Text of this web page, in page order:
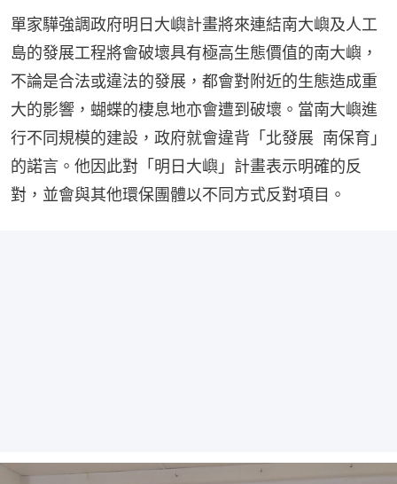
單家驊強調政府明日大嶼計畫將來連結南大嶼及人工
島的發展工程將會破壞具有極高生態價值的南大嶼，
不論是合法或違法的發展，都會對附近的生態造成重
大的影響，蝴蝶的棲息地亦會遭到破壞。當南大嶼進
行不同規模的建設，政府就會違背「北發展  南保育」
的諾言。他因此對「明日大嶼」計畫表示明確的反
對，並會與其他環保團體以不同方式反對項目。